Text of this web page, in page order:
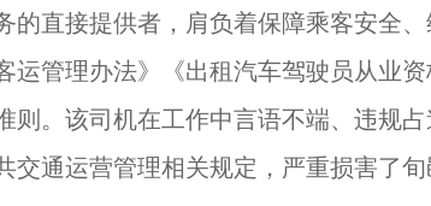
的直接提供者，肩负着保障乘客安全
运管理办法》《出租汽车驾驶员从业
则。该司机在工作中言语不端、违规
通运营管理相关规定，严重损害了旬